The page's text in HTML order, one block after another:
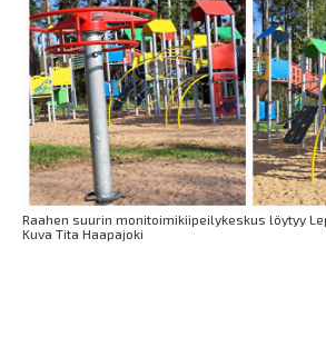
Raahen suurin monitoimikiipeilykeskus löytyy
Kuva Tita Haapajoki